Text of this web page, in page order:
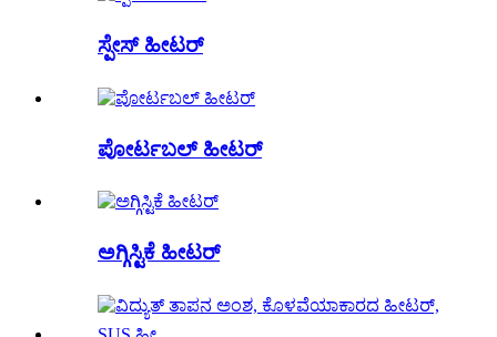
ಸ್ಪೇಸ್ ಹೀಟರ್
ಪೋರ್ಟಬಲ್ ಹೀಟರ್
ಅಗ್ಗಿಸ್ಟಿಕೆ ಹೀಟರ್